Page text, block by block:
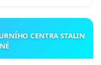
CENTRA STALIN